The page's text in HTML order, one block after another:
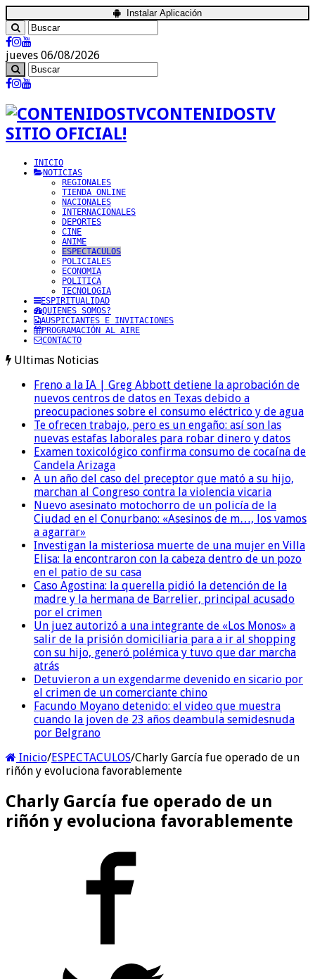
Instalar Aplicación
jueves 06/08/2026
CONTENIDOSTV
SITIO OFICIAL!
INICIO
NOTICIAS
REGIONALES
TIENDA ONLINE
NACIONALES
INTERNACIONALES
DEPORTES
CINE
ANIME
ESPECTACULOS
POLICIALES
ECONOMIA
POLITICA
TECNOLOGIA
ESPIRITUALIDAD
QUIENES SOMOS?
AUSPICIANTES E INVITACIONES
PROGRAMACIÓN AL AIRE
CONTACTO
Ultimas Noticias
Freno a la IA | Greg Abbott detiene la aprobación de
nuevos centros de datos en Texas debido a
preocupaciones sobre el consumo eléctrico y de agua
Te ofrecen trabajo, pero es un engaño: así son las
nuevas estafas laborales para robar dinero y datos
Examen toxicológico confirma consumo de cocaína de
Candela Arizaga
A un año del caso del preceptor que mató a su hijo,
marchan al Congreso contra la violencia vicaria
Nuevo asesinato motochorro de un policía de la
Ciudad en el Conurbano: «Asesinos de m…, los vamos
a agarrar»
Investigan la misteriosa muerte de una mujer en Villa
Elisa: la encontraron con la cabeza dentro de un pozo
en el patio de su casa
Caso Agostina: la querella pidió la detención de la
madre y la hermana de Barrelier, principal acusado
por el crimen
Un juez autorizó a una integrante de «Los Monos» a
salir de la prisión domiciliaria para a ir al shopping
con su hijo, generó polémica y tuvo que dar marcha
atrás
Detuvieron a un exgendarme devenido en sicario por
el crimen de un comerciante chino
Facundo Moyano detenido: el video que muestra
cuando la joven de 23 años deambula semidesnuda
por Belgrano
Inicio/ESPECTACULOS/Charly García fue operado de un
riñón y evoluciona favorablemente
Charly García fue operado de un
riñón y evoluciona favorablemente